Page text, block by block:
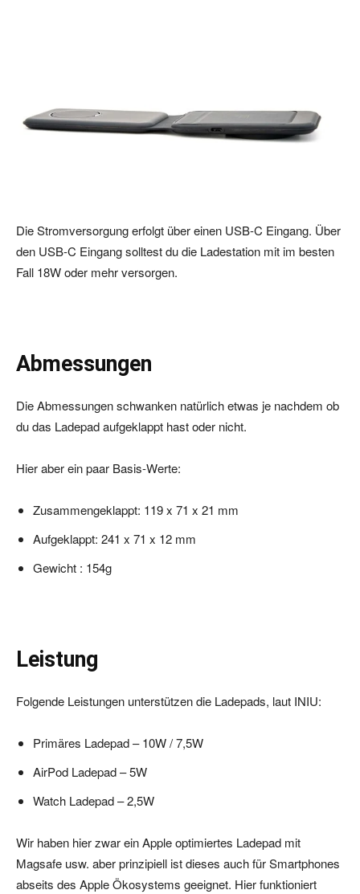
Die Stromversorgung erfolgt über einen USB-C Eingang. Über
den USB-C Eingang solltest du die Ladestation mit im besten
Fall 18W oder mehr versorgen.
Abmessungen
Die Abmessungen schwanken natürlich etwas je nachdem ob
du das Ladepad aufgeklappt hast oder nicht.
Hier aber ein paar Basis-Werte:
Zusammengeklappt: 119 x 71 x 21 mm
Aufgeklappt: 241 x 71 x 12 mm
Gewicht : 154g
Leistung
Folgende Leistungen unterstützen die Ladepads, laut INIU:
Primäres Ladepad – 10W / 7,5W
AirPod Ladepad – 5W
Watch Ladepad – 2,5W
Wir haben hier zwar ein Apple optimiertes Ladepad mit
Magsafe usw. aber prinzipiell ist dieses auch für Smartphones
abseits des Apple Ökosystems geeignet. Hier funktioniert